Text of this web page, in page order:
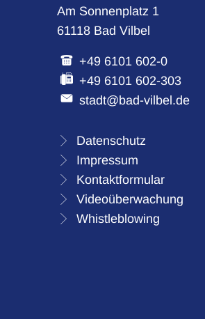
Am Sonnenplatz 1
61118 Bad Vilbel
+49 6101 602-0
+49 6101 602-303
stadt@bad-vilbel.de
Datenschutz
Impressum
Kontaktformular
Videoüberwachung
Whistleblowing